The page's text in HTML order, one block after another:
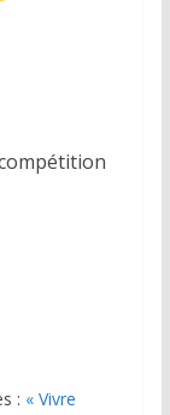
: « Vivre